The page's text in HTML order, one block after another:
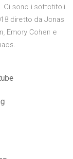
Ci sono i sottotitoli
diretto da Jonas
Emory Cohen e